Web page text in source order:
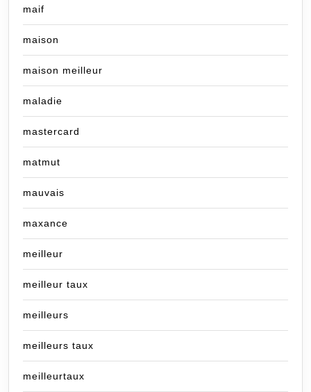
maif
maison
maison meilleur
maladie
mastercard
matmut
mauvais
maxance
meilleur
meilleur taux
meilleurs
meilleurs taux
meilleurtaux